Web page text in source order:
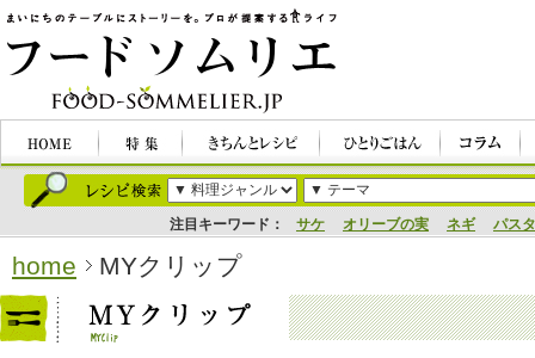
注目キーワード： サケ オリーブの実 ネギ パスタ
home MYクリップ